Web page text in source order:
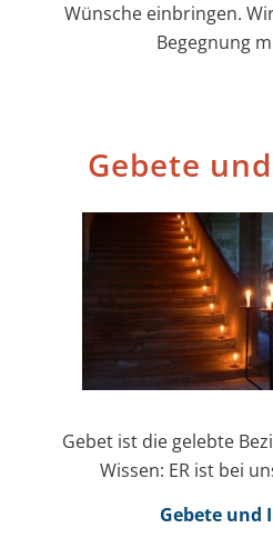
Wünsche einbringen.
Begegnung
Gebete
Gebet ist die gelebte
Wissen: ER ist bei
Gebete und